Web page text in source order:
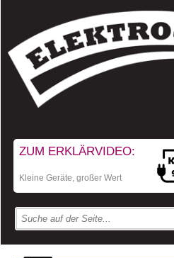
ZUM ERKLÄRVIDEO:
Kleine Geräte, großer Wert